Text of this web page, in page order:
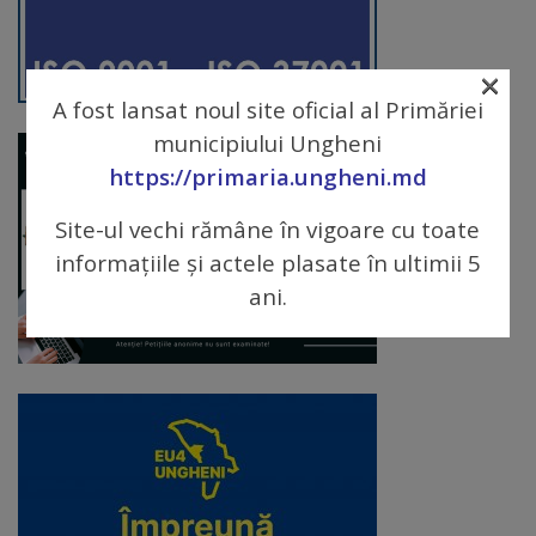
Personalități
marcante
Sportivi
de
performanță
Orașul
în
Galerie
video
A fost lansat noul site oficial al Primăriei
municipiului Ungheni
https://primaria.ungheni.md
Site-ul vechi rămâne în vigoare cu toate
informațiile și actele plasate în ultimii 5
ani.
×